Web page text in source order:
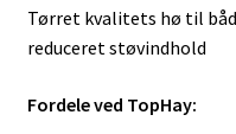
Tørret kvalitets hø til
reduceret støvindhold
Fordele ved TopHay: